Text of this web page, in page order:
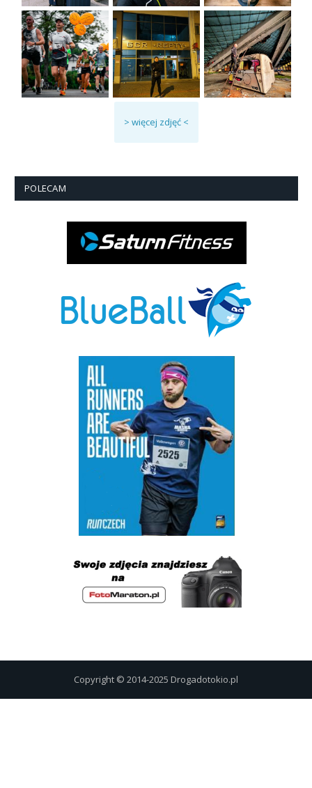
> więcej zdjęć <
POLECAM
Copyright © 2014-2025 Drogadotokio.pl